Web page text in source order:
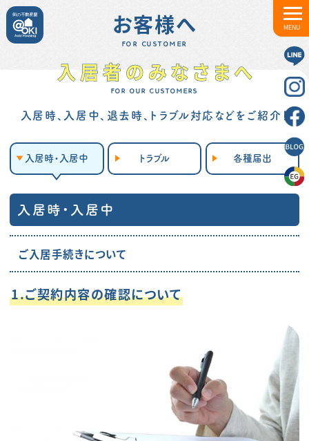
MENU
お客様へ
FOR CUSTOMER
入居者のみなさまへ
FOR OUR CUSTOMERS
入居時、入居中、退去時、トラブル対応などをご紹介！
入居時・入居中 トラブル 各種届出
入居時・入居中
ご入居手続きについて
1.ご契約内容の確認について